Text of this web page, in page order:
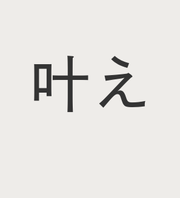
叶え